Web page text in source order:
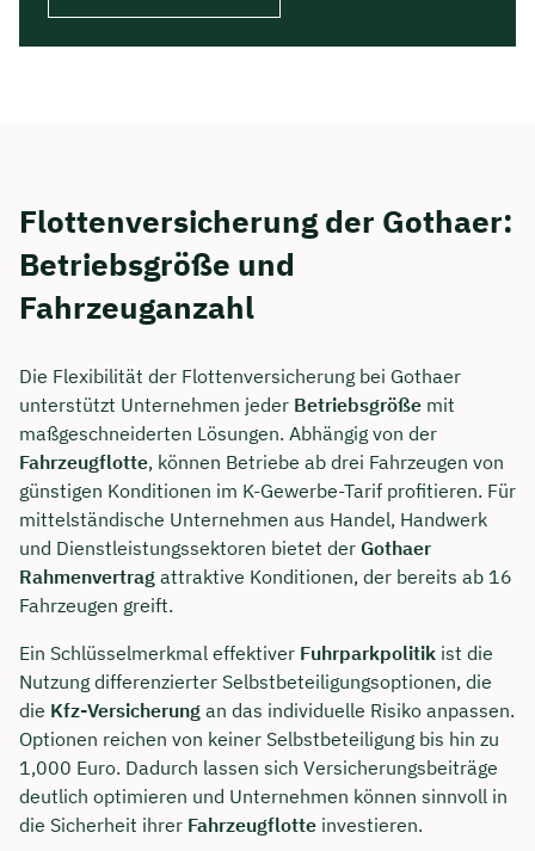
Flottenversicherung der Gothaer:
Betriebsgröße und
Fahrzeuganzahl
Die Flexibilität der Flottenversicherung bei Gothaer
unterstützt Unternehmen jeder Betriebsgröße mit
maßgeschneiderten Lösungen. Abhängig von der
Fahrzeugflotte, können Betriebe ab drei Fahrzeugen von
günstigen Konditionen im K-Gewerbe-Tarif profitieren. Für
mittelständische Unternehmen aus Handel, Handwerk
und Dienstleistungssektoren bietet der Gothaer
Rahmenvertrag attraktive Konditionen, der bereits ab 16
Fahrzeugen greift.
Ein Schlüsselmerkmal effektiver Fuhrparkpolitik ist die
Nutzung differenzierter Selbstbeteiligungsoptionen, die
die Kfz-Versicherung an das individuelle Risiko anpassen.
Optionen reichen von keiner Selbstbeteiligung bis hin zu
1,000 Euro. Dadurch lassen sich Versicherungsbeiträge
deutlich optimieren und Unternehmen können sinnvoll in
die Sicherheit ihrer Fahrzeugflotte investieren.
Jetzt persönliches
Beratungsgespräch mit Jonas
Ubben sichern 🤝
Wir beraten dich Montag bis Freitag von 8 bis